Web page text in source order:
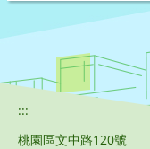
:::
桃園區文中路120號